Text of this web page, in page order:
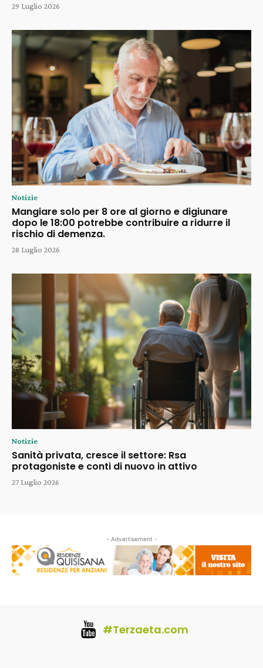
29 Luglio 2026
Notizie
Mangiare solo per 8 ore al giorno e digiunare
dopo le 18:00 potrebbe contribuire a ridurre il
rischio di demenza.
28 Luglio 2026
Notizie
Sanità privata, cresce il settore: Rsa
protagoniste e conti di nuovo in attivo
27 Luglio 2026
- Advertisement -
#Terzaeta.com